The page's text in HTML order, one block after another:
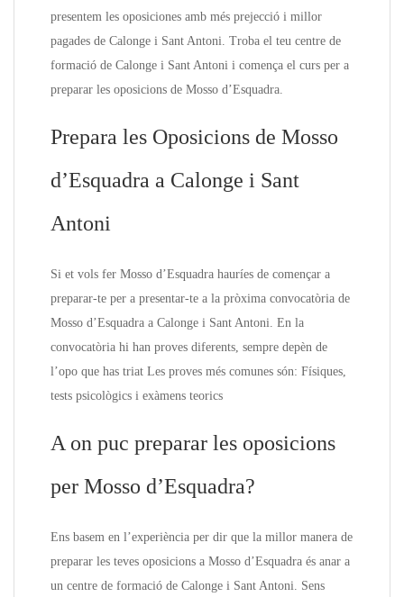
presentem les oposiciones amb més prejecció i millor
pagades de Calonge i Sant Antoni. Troba el teu centre de
formació de Calonge i Sant Antoni i comença el curs per a
preparar les oposicions de Mosso d’Esquadra.
Prepara les Oposicions de Mosso
d’Esquadra a Calonge i Sant
Antoni
Si et vols fer Mosso d’Esquadra hauríes de començar a
preparar-te per a presentar-te a la pròxima convocatòria de
Mosso d’Esquadra a Calonge i Sant Antoni. En la
convocatòria hi han proves diferents, sempre depèn de
l’opo que has triat Les proves més comunes són: Físiques,
tests psicològics i exàmens teorics
A on puc preparar les oposicions
per Mosso d’Esquadra?
Ens basem en l’experiència per dir que la millor manera de
preparar les teves oposicions a Mosso d’Esquadra és anar a
un centre de formació de Calonge i Sant Antoni. Sens